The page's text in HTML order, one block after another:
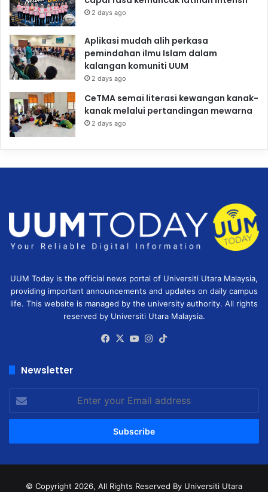
2 days ago
Aplikasi mudah alih perkasa
pemindahan ilmu Islam dalam
kalangan komuniti UUM
2 days ago
CeTMA semai literasi kewangan kanak-
kanak melalui pertandingan mewarna
2 days ago
UUM Today is the official news portal of Universiti Utara Malaysia,
providing important announcements and updates on daily campus
life. This website is managed by the university authority. All rights
reserved by Universiti Utara Malaysia.
Facebook
X YouTubeInstagram
Newsletter
your
Email
© Copyright 2026, All Rights Reserved By Universiti Utara